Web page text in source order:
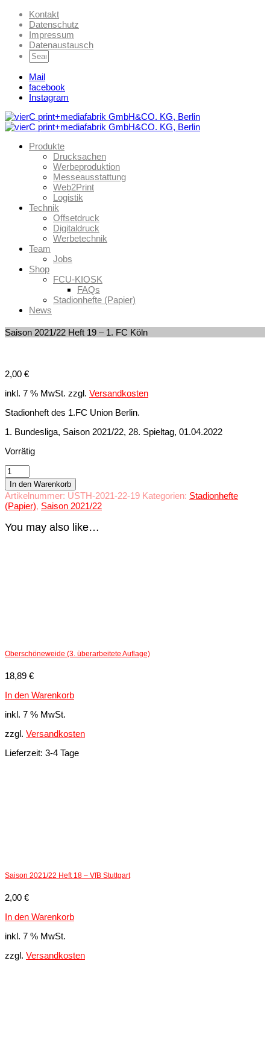
Kontakt
Datenschutz
Impressum
Datenaustausch
Mail
facebook
Instagram
Produkte
Drucksachen
Werbeproduktion
Messeausstattung
Web2Print
Logistik
Technik
Offsetdruck
Digitaldruck
Werbetechnik
Team
Jobs
Shop
FCU-KIOSK
FAQs
Stadionhefte (Papier)
News
Saison 2021/22 Heft 19 – 1. FC Köln
2,00 €
inkl. 7 % MwSt. zzgl. Versandkosten
Stadionheft des 1.FC Union Berlin.
1. Bundesliga, Saison 2021/22, 28. Spieltag, 01.04.2022
Vorrätig
Saison
2021/22
Heft
19
-
FC
In den Warenkorb
Artikelnummer: USTH-2021-22-19 Kategorien: Stadionhefte
(Papier), Saison 2021/22
You may also like…
Oberschöneweide (3. überarbeitete Auflage)
18,89 €
In den Warenkorb
inkl. 7 % MwSt.
zzgl. Versandkosten
Lieferzeit: 3-4 Tage
Saison 2021/22 Heft 18 – VfB Stuttgart
2,00 €
In den Warenkorb
inkl. 7 % MwSt.
zzgl. Versandkosten